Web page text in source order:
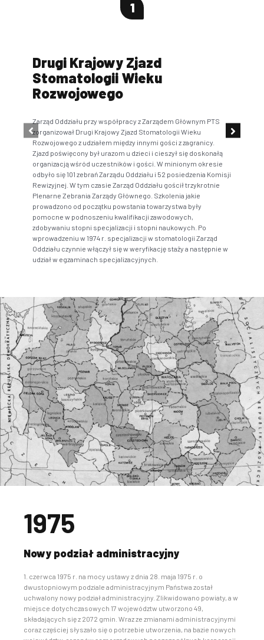
1
Drugi Krajowy Zjazd
Stomatologii Wieku
Rozwojowego
Zarząd Oddziału przy współpracy z Zarządem Głównym PTS
zorganizował Drugi Krajowy Zjazd Stomatologii Wieku
Rozwojowego z udziałem między innymi gości z zagranicy.
Zjazd poświęcony był urazom u dzieci i cieszył się doskonałą
organizacją wśród uczestników i gości. W minionym okresie
odbyło się 101 zebrań Zarządu Oddziału i 52 posiedzenia Komisji
Rewizyjnej. W tym czasie Zarząd Oddziału gościł trzykrotnie
Plenarne Zebrania Zarządy Głównego. Szkolenia jakie
prowadzono od początku powstania towarzystwa były
pomocne w podnoszeniu kwalifikacji zawodowych,
zdobywaniu stopni specjalizacji i stopni naukowych. Po
wprowadzeniu w 1974 r. specjalizacji w stomatologii Zarząd
Oddziału czynnie włączył się w weryfikację staży a następnie w
udział w egzaminach specjalizacyjnych.
1975
Nowy podział administracyjny
1. czerwca 1975 r. na mocy ustawy z dnia 28. maja 1975 r. o
dwustopniowym podziale administracyjnym Państwa został
uchwalony nowy podział administracyjny. Zlikwidowano powiaty, a w
miejsce dotychczasowych 17 województw utworzono 49,
składających się z 2072 gmin. Wraz ze zmianami administracyjnymi
coraz częściej słyszało się o potrzebie utworzenia, na bazie nowych